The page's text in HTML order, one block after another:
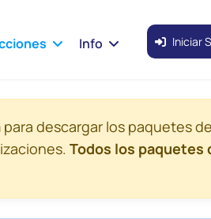
Info Iniciar
para descargar los paquetes
Todos los paquetes